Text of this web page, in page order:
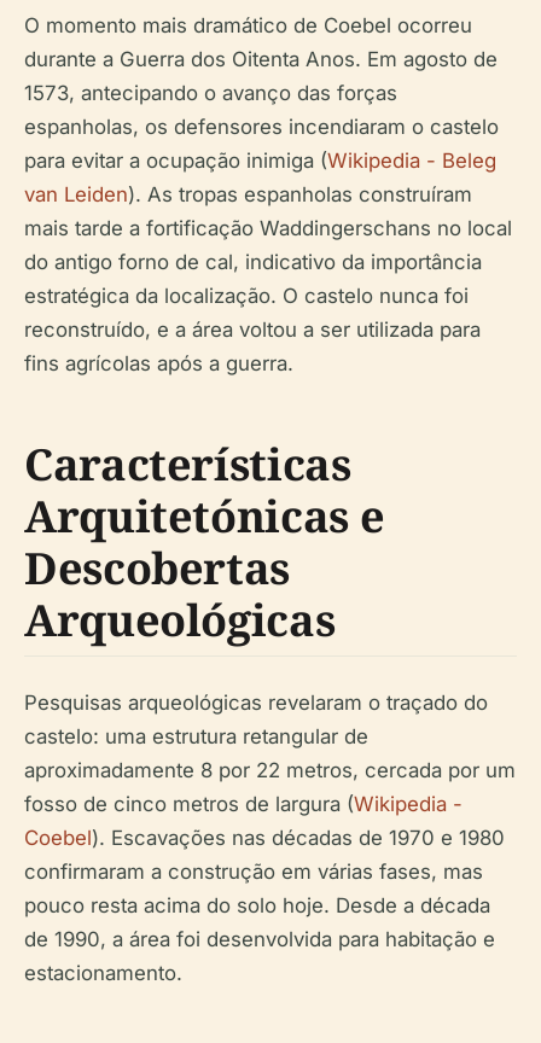
O momento mais dramático de Coebel ocorreu
durante a Guerra dos Oitenta Anos. Em agosto de
1573, antecipando o avanço das forças
espanholas, os defensores incendiaram o castelo
para evitar a ocupação inimiga (Wikipedia - Beleg
van Leiden). As tropas espanholas construíram
mais tarde a fortificação Waddingerschans no local
do antigo forno de cal, indicativo da importância
estratégica da localização. O castelo nunca foi
reconstruído, e a área voltou a ser utilizada para
fins agrícolas após a guerra.
Características
Arquitetónicas e
Descobertas
Arqueológicas
Pesquisas arqueológicas revelaram o traçado do
castelo: uma estrutura retangular de
aproximadamente 8 por 22 metros, cercada por um
fosso de cinco metros de largura (Wikipedia -
Coebel). Escavações nas décadas de 1970 e 1980
confirmaram a construção em várias fases, mas
pouco resta acima do solo hoje. Desde a década
de 1990, a área foi desenvolvida para habitação e
estacionamento.